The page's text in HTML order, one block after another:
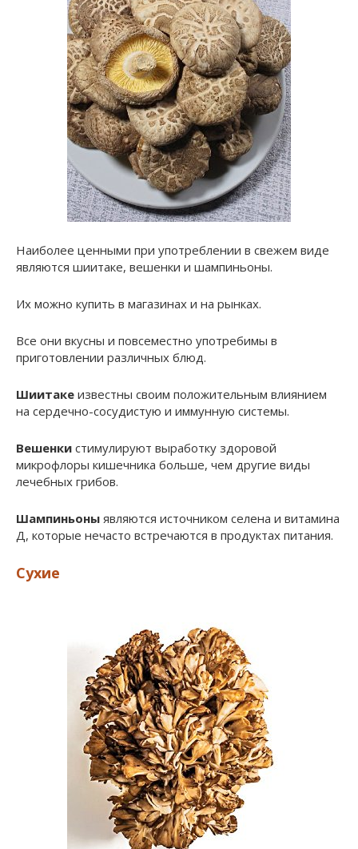
Наиболее ценными при употреблении в свежем виде
являются шиитаке, вешенки и шампиньоны.
Их можно купить в магазинах и на рынках.
Все они вкусны и повсеместно употребимы в
приготовлении различных блюд.
Шиитаке известны своим положительным влиянием
на сердечно-сосудистую и иммунную системы.
Вешенки стимулируют выработку здоровой
микрофлоры кишечника больше, чем другие виды
лечебных грибов.
Шампиньоны являются источником селена и витамина
Д, которые нечасто встречаются в продуктах питания.
Сухие